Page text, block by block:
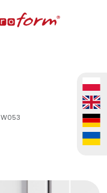
W053